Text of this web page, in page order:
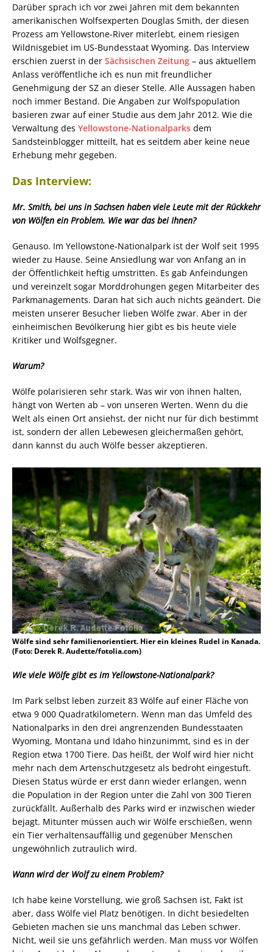
Darüber sprach ich vor zwei Jahren mit dem bekannten
amerikanischen Wolfsexperten Douglas Smith, der diesen
Prozess am Yellowstone-River miterlebt, einem riesigen
Wildnisgebiet im US-Bundesstaat Wyoming. Das Interview
erschien zuerst in der Sächsischen Zeitung – aus aktuellem
Anlass veröffentliche ich es nun mit freundlicher
Genehmigung der SZ an dieser Stelle. Alle Aussagen haben
noch immer Bestand. Die Angaben zur Wolfspopulation
basieren zwar auf einer Studie aus dem Jahr 2012. Wie die
Verwaltung des Yellowstone-Nationalparks dem
Sandsteinblogger mitteilt, hat es seitdem aber keine neue
Erhebung mehr gegeben.
Das Interview:
Mr. Smith, bei uns in Sachsen haben viele Leute mit der Rückkehr
von Wölfen ein Problem. Wie war das bei Ihnen?
Genauso. Im Yellowstone-Nationalpark ist der Wolf seit 1995
wieder zu Hause. Seine Ansiedlung war von Anfang an in
der Öffentlichkeit heftig umstritten. Es gab Anfeindungen
und vereinzelt sogar Morddrohungen gegen Mitarbeiter des
Parkmanagements. Daran hat sich auch nichts geändert. Die
meisten unserer Besucher lieben Wölfe zwar. Aber in der
einheimischen Bevölkerung hier gibt es bis heute viele
Kritiker und Wolfsgegner.
Warum?
Wölfe polarisieren sehr stark. Was wir von ihnen halten,
hängt von Werten ab – von unseren Werten. Wenn du die
Welt als einen Ort ansiehst, der nicht nur für dich bestimmt
ist, sondern der allen Lebewesen gleichermaßen gehört,
dann kannst du auch Wölfe besser akzeptieren.
Wölfe sind sehr familienorientiert. Hier ein kleines Rudel in Kanada.
(Foto: Derek R. Audette/fotolia.com)
Wie viele Wölfe gibt es im Yellowstone-Nationalpark?
Im Park selbst leben zurzeit 83 Wölfe auf einer Fläche von
etwa 9 000 Quadratkilometern. Wenn man das Umfeld des
Nationalparks in den drei angrenzenden Bundesstaaten
Wyoming, Montana und Idaho hinzunimmt, sind es in der
Region etwa 1700 Tiere. Das heißt, der Wolf wird hier nicht
mehr nach dem Artenschutzgesetz als bedroht eingestuft.
Diesen Status würde er erst dann wieder erlangen, wenn
die Population in der Region unter die Zahl von 300 Tieren
zurückfällt. Außerhalb des Parks wird er inzwischen wieder
bejagt. Mitunter müssen auch wir Wölfe erschießen, wenn
ein Tier verhaltensauffällig und gegenüber Menschen
ungewöhnlich zutraulich wird.
Wann wird der Wolf zu einem Problem?
Ich habe keine Vorstellung, wie groß Sachsen ist, Fakt ist
aber, dass Wölfe viel Platz benötigen. In dicht besiedelten
Gebieten machen sie uns manchmal das Leben schwer.
Nicht, weil sie uns gefährlich werden. Man muss vor Wölfen